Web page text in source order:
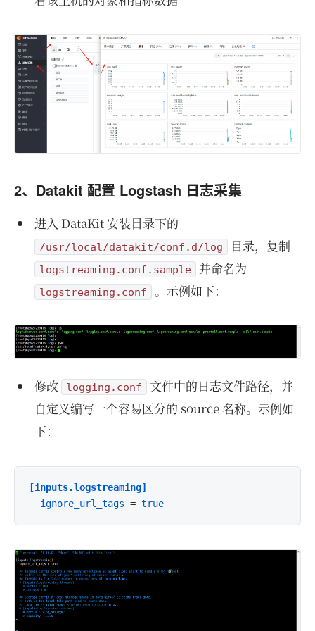
2、Datakit 配置 Logstash 日志采集
进入 DataKit 安装目录下的
/usr/local/datakit/conf.d/log 目录，复制
logstreaming.conf.sample 并命名为
logstreaming.conf 。示例如下：
修改 logging.conf 文件中的日志文件路径，并
自定义编写一个容易区分的 source 名称。示例如
下：
[inputs.logstreaming]
ignore_url_tags = true